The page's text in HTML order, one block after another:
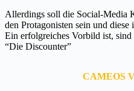
Allerdings soll die Social-Media
den Protagonisten sein und
Ein erfolgreiches Vorbild ist,
“Die Discounter”
CAMEOS